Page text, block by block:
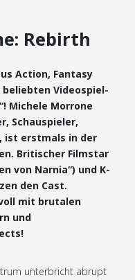
Rebirth
Action, Fantasy
Videospiel-
Michele Morrone
Schauspieler,
ist erstmals in der
Britischer Filmstar
von Narnia“) und K-
den Cast.
mit brutalen
und
unterbricht abrupt